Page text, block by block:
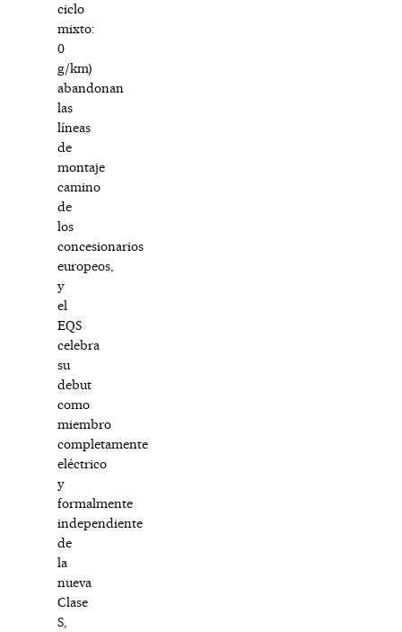
ciclo
mixto:
0
g/km)
abandonan
las
líneas
de
montaje
camino
de
los
concesionarios
europeos,
y
el
EQS
celebra
su
debut
como
miembro
completamente
eléctrico
y
formalmente
independiente
de
la
nueva
Clase
S,